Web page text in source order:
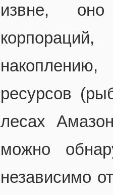
извне, оно
ресурсов
лесах
можно
независимо